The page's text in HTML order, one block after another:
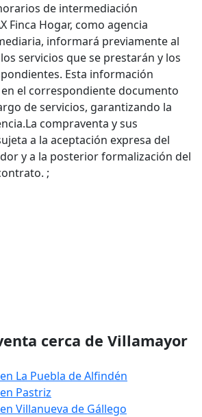
de intermediación
Finca Hogar, como agencia
informará previamente al
servicios que se prestarán y los
Esta información
el correspondiente documento
de servicios, garantizando la
compraventa y sus
a la aceptación expresa del
y a la posterior formalización del
;
cerca de Villamayor
La Puebla de Alfindén
Pastriz
Villanueva de Gállego